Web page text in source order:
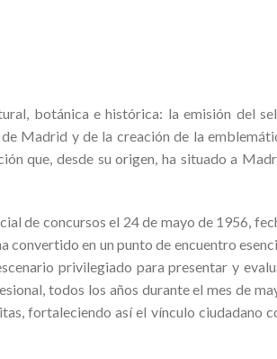
botánica e histórica: la emisión del
Madrid y de la creación de la
que, desde su origen, ha situado a
de concursos el 24 de mayo de 1956,
convertido en un punto de encuentro
privilegiado para presentar y
todos los años durante el mes de
fortaleciendo así el vínculo ciudadano